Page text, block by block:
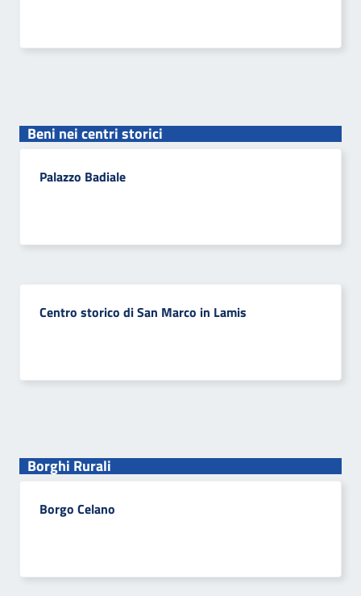
Beni nei centri storici
Palazzo Badiale
Centro storico di San Marco in Lamis
Borghi Rurali
Borgo Celano